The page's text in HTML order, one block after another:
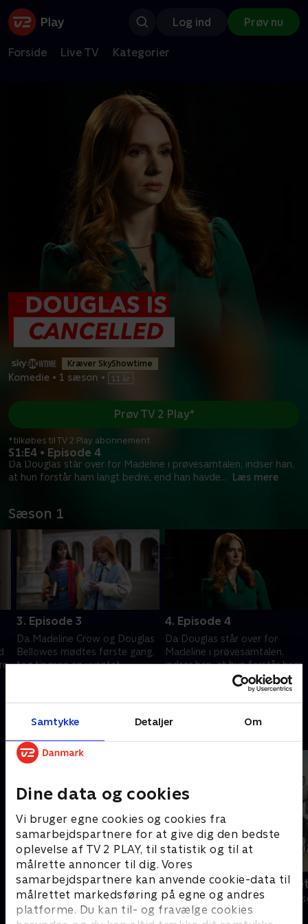
Samtykke Detaljer Om
Dine data og cookies
Vi bruger egne cookies og cookies fra
samarbejdspartnere for at give dig den bedste
oplevelse af TV 2 PLAY, til statistik og til at
målrette annoncer til dig. Vores
samarbejdspartnere kan anvende cookie-data til
målrettet markedsføring på egne og andres
platforme. Du kan til- og fravælge cookies
Log ind Prøv nu
Forside Live TV Kategorier
Kræver SkyShowtime
Komedie • 1 sæson •
S1:E4 • Episode 4
Da Douglas står over for Madeline i prøvesamtalen, indser han,
at hun forstår ham langt bedre, end han havde... Læs mere
Prøv TV 2 Play*
*tilkøbes til TV 2 Play abonnement
Sæson 1
3. Episode 3
Da Madeline Crow og Douglas
Bellowes mødtes første gang,
tog tingene en uventet
påvirke nutiden
4. Episode 4
Da Douglas står over for
Madeline i prøvesamtalen,
indser han, at hun forstår ham
langt bedre, end han havde
troet. Samtalen bliver en kamp
om vilje og ord
Andre så også
Klovn
Komedie • 11 sæsoner Drama • 10